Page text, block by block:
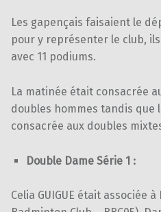
Les gapençais faisaient le
pour y représenter le club,
avec 11 podiums.
La matinée était consacrée
doubles hommes tandis que
consacrée aux doubles
Double Dame Série 1 :
Celia GUIGUE était associée